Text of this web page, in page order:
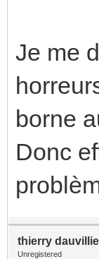
Je me
borne
Donc
thierry
Unregistered